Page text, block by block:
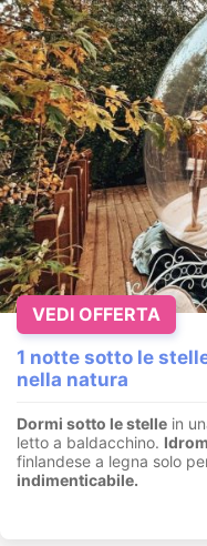
1 notte sotto le
nella natura
Dormi sotto le stelle in
letto a baldacchino. I
finlandese a legna solo
indimenticabile.
VEDI OFFERTA